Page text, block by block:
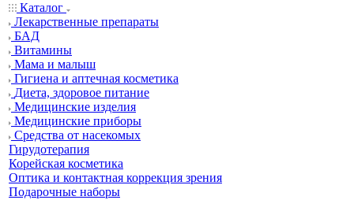
Каталог
Лекарственные препараты
БАД
Витамины
Мама и малыш
Гигиена и аптечная косметика
Диета, здоровое питание
Медицинские изделия
Медицинские приборы
Средства от насекомых
Гирудотерапия
Корейская косметика
Оптика и контактная коррекция зрения
Подарочные наборы